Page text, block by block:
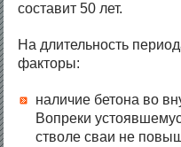
составит 50 лет.
На длительность
факторы:
наличие бетона во
Вопреки
стволе сваи не